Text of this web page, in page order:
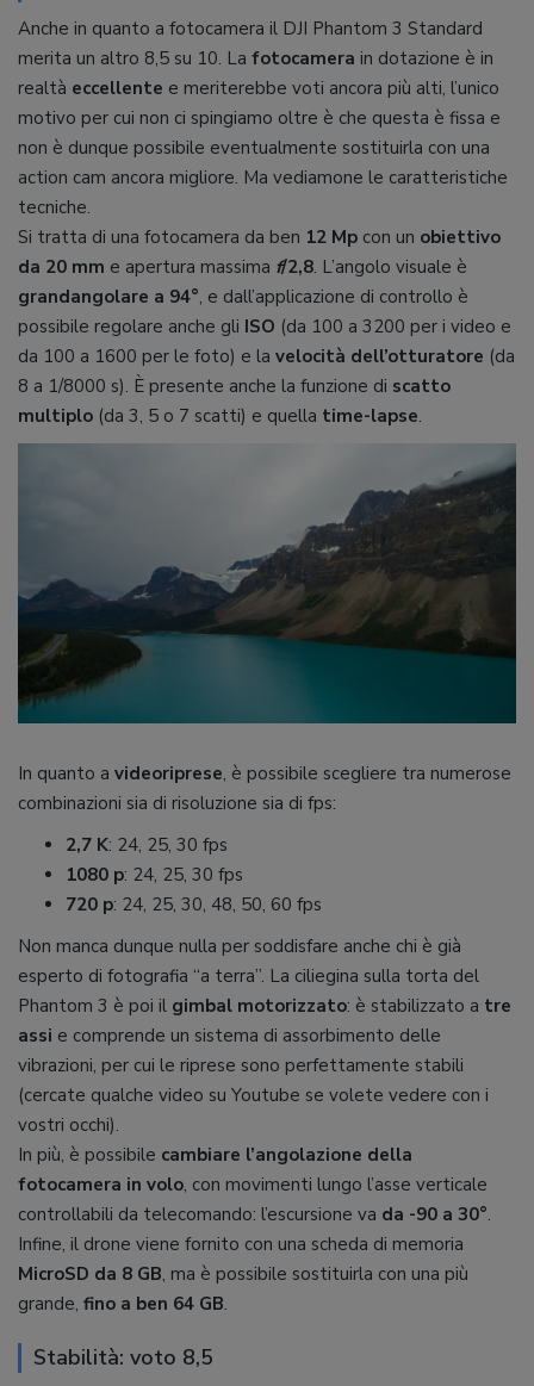
Anche in quanto a fotocamera il DJI Phantom 3 Standard
merita un altro 8,5 su 10. La fotocamera in dotazione è in
realtà eccellente e meriterebbe voti ancora più alti, l’unico
motivo per cui non ci spingiamo oltre è che questa è fissa e
non è dunque possibile eventualmente sostituirla con una
action cam ancora migliore. Ma vediamone le caratteristiche
tecniche.
Si tratta di una fotocamera da ben 12 Mp con un obiettivo
da 20 mm e apertura massima f/2,8. L’angolo visuale è
grandangolare a 94°, e dall’applicazione di controllo è
possibile regolare anche gli ISO (da 100 a 3200 per i video e
da 100 a 1600 per le foto) e la velocità dell’otturatore (da
8 a 1/8000 s). È presente anche la funzione di scatto
multiplo (da 3, 5 o 7 scatti) e quella time-lapse.
In quanto a videoriprese, è possibile scegliere tra numerose
combinazioni sia di risoluzione sia di fps:
2,7 K: 24, 25, 30 fps
1080 p: 24, 25, 30 fps
720 p: 24, 25, 30, 48, 50, 60 fps
Non manca dunque nulla per soddisfare anche chi è già
esperto di fotografia “a terra”. La ciliegina sulla torta del
Phantom 3 è poi il gimbal motorizzato: è stabilizzato a tre
assi e comprende un sistema di assorbimento delle
vibrazioni, per cui le riprese sono perfettamente stabili
(cercate qualche video su Youtube se volete vedere con i
vostri occhi).
In più, è possibile cambiare l’angolazione della
fotocamera in volo, con movimenti lungo l’asse verticale
controllabili da telecomando: l’escursione va da -90 a 30°.
Infine, il drone viene fornito con una scheda di memoria
MicroSD da 8 GB, ma è possibile sostituirla con una più
grande, fino a ben 64 GB.
Stabilità: voto 8,5